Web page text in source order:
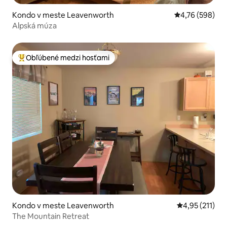
Kondo v meste Leavenworth Priemerné
4,76 (598)
Alpská múza
Najobľúbenejšie medzi hosťami
Obľúbené medzi hosťami
Kondo v meste Leavenworth Priemerné
4,95 (211)
The Mountain Retreat